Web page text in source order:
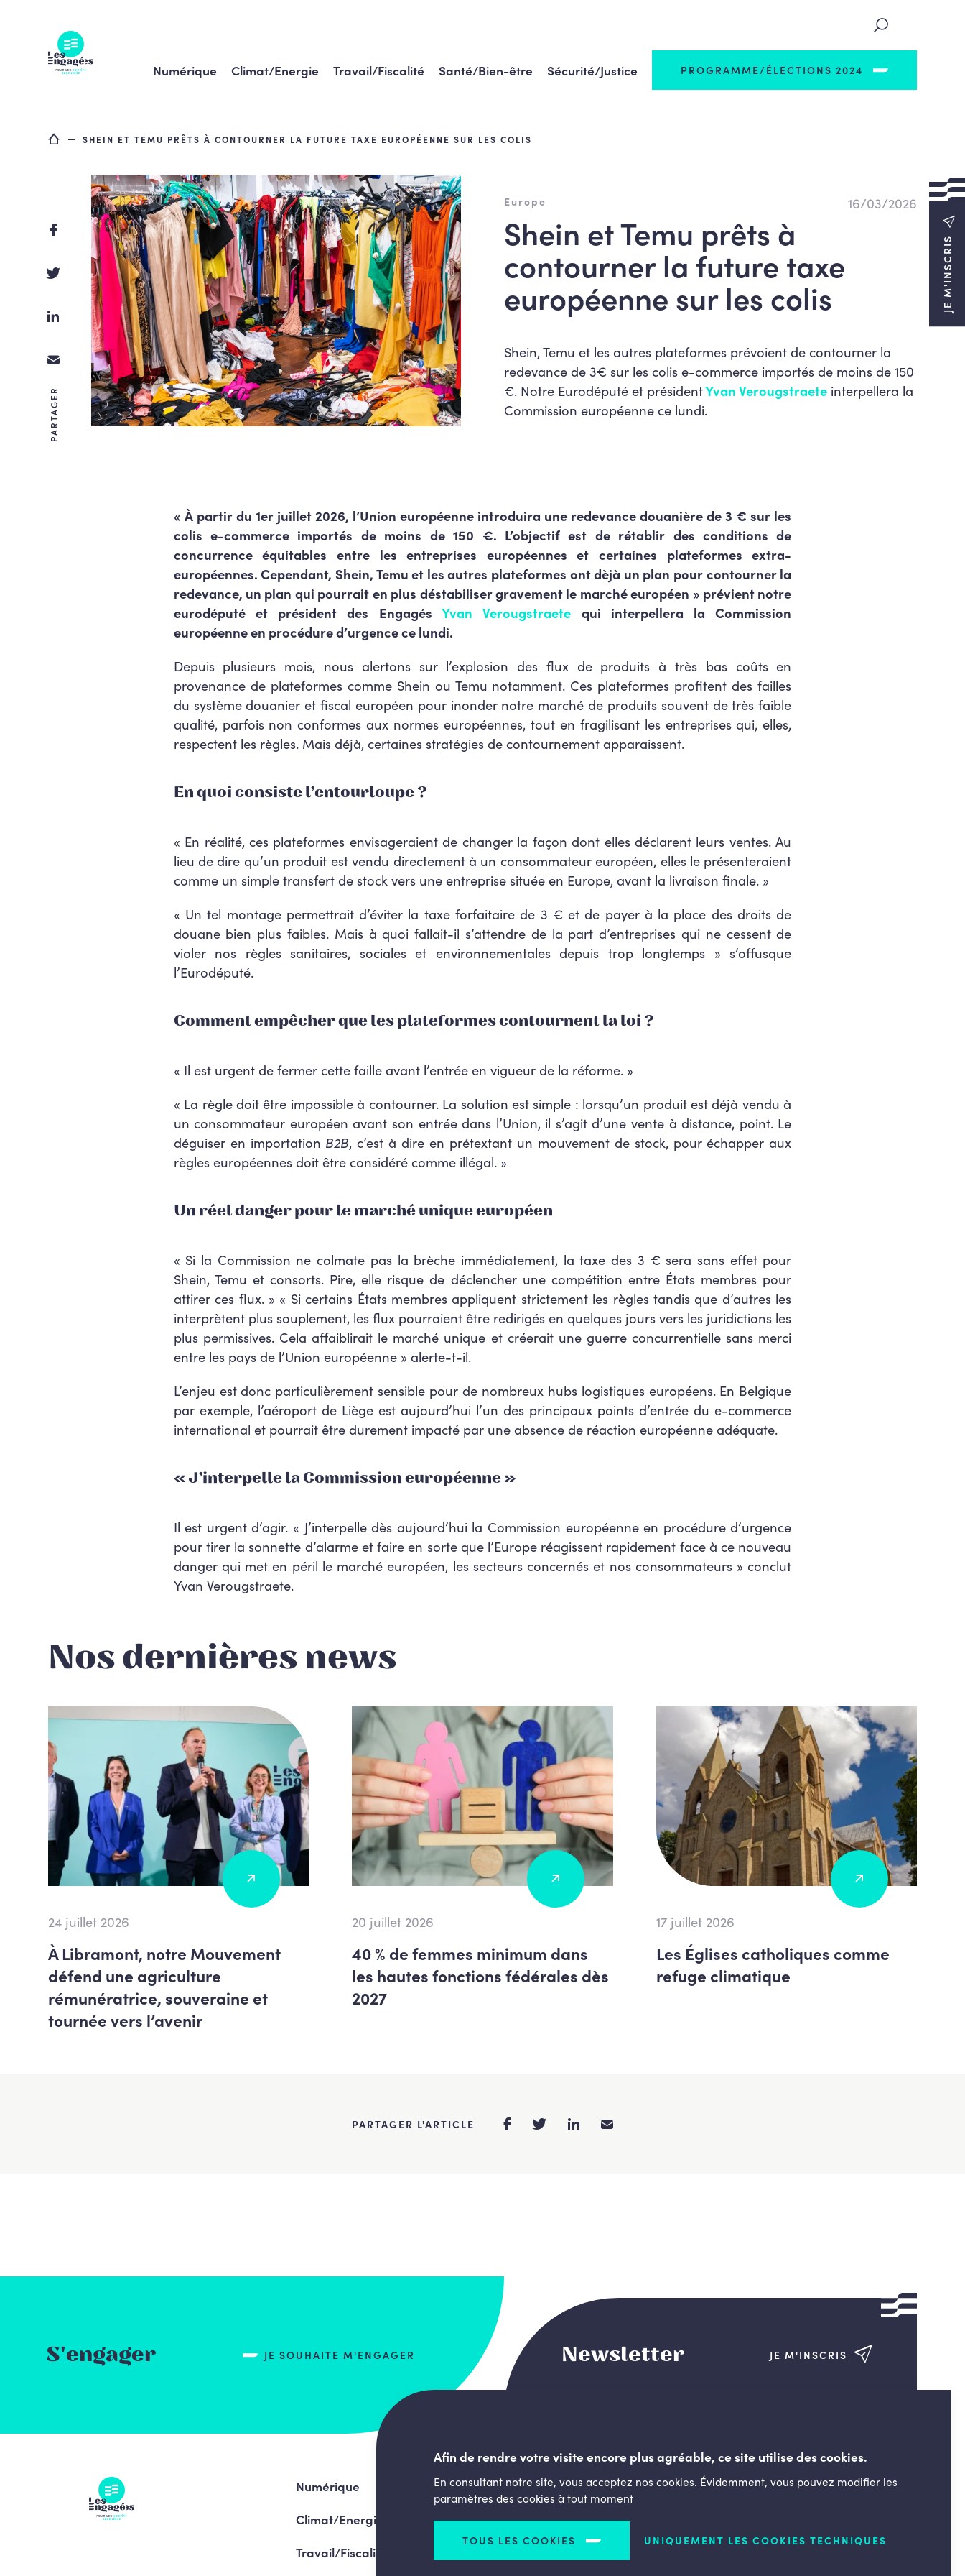
Numérique Climat/Energie Travail/Fiscalité Santé/Bien-être Sécurité/Justice PROGRAMME/ÉLECTIONS 2024
JE M'INSCRIS
PARTAGER
SHEIN ET TEMU PRÊTS À CONTOURNER LA FUTURE TAXE EUROPÉENNE SUR LES COLIS
16/03/2026
Europe
Shein et Temu prêts à
contourner la future taxe
européenne sur les colis
Shein, Temu et les autres plateformes prévoient de contourner la
redevance de 3€ sur les colis e-commerce importés de moins de 150
€. Notre Eurodéputé et présidentYvan Verougstraete interpellera la
Commission européenne ce lundi.
« À partir du 1er juillet 2026, l’Union européenne introduira une redevance douanière de 3 € sur les
colis e-commerce importés de moins de 150 €. L’objectif est de rétablir des conditions de
concurrence équitables entre les entreprises européennes et certaines plateformes extra-
européennes. Cependant, Shein, Temu et les autres plateformes ont dèjà un plan pour contourner la
redevance, un plan qui pourrait en plus déstabiliser gravement le marché européen » prévient notre
eurodéputé et président des Engagés Yvan Verougstraete qui interpellera la Commission
européenne en procédure d’urgence ce lundi.
Depuis plusieurs mois, nous alertons sur l’explosion des flux de produits à très bas coûts en
provenance de plateformes comme Shein ou Temu notamment. Ces plateformes profitent des failles
du système douanier et fiscal européen pour inonder notre marché de produits souvent de très faible
qualité, parfois non conformes aux normes européennes, tout en fragilisant les entreprises qui, elles,
respectent les règles. Mais déjà, certaines stratégies de contournement apparaissent.
En quoi consiste l’entourloupe ?
« En réalité, ces plateformes envisageraient de changer la façon dont elles déclarent leurs ventes. Au
lieu de dire qu’un produit est vendu directement à un consommateur européen, elles le présenteraient
comme un simple transfert de stock vers une entreprise située en Europe, avant la livraison finale. »
« Un tel montage permettrait d’éviter la taxe forfaitaire de 3 € et de payer à la place des droits de
douane bien plus faibles. Mais à quoi fallait-il s’attendre de la part d’entreprises qui ne cessent de
violer nos règles sanitaires, sociales et environnementales depuis trop longtemps » s’offusque
l’Eurodéputé.
Comment empêcher que les plateformes contournent la loi ?
« Il est urgent de fermer cette faille avant l’entrée en vigueur de la réforme.»
« La règle doit être impossible à contourner. La solution est simple : lorsqu’un produit est déjà vendu à
un consommateur européen avant son entrée dans l’Union, il s’agit d’une vente à distance, point.Le
déguiser en importation B2B, c’est à dire en prétextant un mouvement de stock, pour échapper aux
règles européennesdoit être considéré comme illégal. »
Un réel danger pour le marché unique européen
« Si la Commission ne colmate pas la brèche immédiatement, la taxe des 3 € sera sans effet pour
Shein, Temu et consorts. Pire, elle risque de déclencher une compétition entre États membres pour
attirer ces flux. » « Si certains États membres appliquent strictement les règles tandis que d’autres les
interprètent plus souplement, les flux pourraient être redirigés en quelques jours vers les juridictions les
plus permissives. Cela affaiblirait le marché unique et créerait une guerre concurrentielle sans merci
entre les pays de l’Union européenne » alerte-t-il.
L’enjeu est donc particulièrement sensible pour de nombreux hubs logistiques européens. En Belgique
par exemple, l’aéroport de Liège est aujourd’hui l’un des principaux points d’entrée du e-commerce
international et pourrait être durement impacté par une absence de réaction européenne adéquate.
« J’interpelle la Commission européenne »
Il est urgent d’agir. « J’interpelle dès aujourd’hui la Commission européenne en procédure d’urgence
pour tirer la sonnette d’alarme et faire en sorte que l’Europe réagissent rapidement face à ce nouveau
danger qui met en péril le marché européen, les secteurs concernés et nos consommateurs » conclut
Yvan Verougstraete.
Nos dernières news
24 juillet 2026
À Libramont, notre Mouvement
défend une agriculture
rémunératrice, souveraine et
tournée vers l’avenir
20 juillet 2026
40 % de femmes minimum dans
les hautes fonctions fédérales dès
2027
17 juillet 2026
Les Églises catholiques comme
refuge climatique
PARTAGER L'ARTICLE
S'engager JE SOUHAITE M'ENGAGER Newsletter JE M'INSCRIS
Numérique
Climat/Energie
Travail/Fiscalité
LESENGAGÉS.BE
Afin de rendre votre visite encore plus agréable, ce site utilise des cookies.
En consultant notre site, vous acceptez nos cookies. Évidemment, vous pouvez modifier les
paramètres des cookies à tout moment
TOUS LES COOKIES UNIQUEMENT LES COOKIES TECHNIQUES